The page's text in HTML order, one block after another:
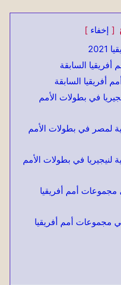
إخفاء
السابقة
أفريقيا السابقة
في بطولات الأمم
لمصر في بطولات الأمم
لنيجيريا في بطولات الأمم
مجموعات أمم أفريقيا
في مجموعات أمم أفريقيا